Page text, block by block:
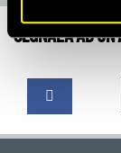
SEGNALA AD UN